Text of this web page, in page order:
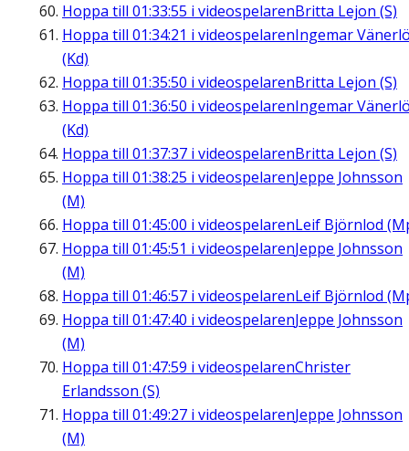
Hoppa till 01:33:55 i videospelarenBritta Lejon (S)
Hoppa till 01:34:21 i videospelarenIngemar
(Kd)
Hoppa till 01:35:50 i videospelarenBritta Lejon (S)
Hoppa till 01:36:50 i videospelarenIngemar
(Kd)
Hoppa till 01:37:37 i videospelarenBritta Lejon (S)
Hoppa till 01:38:25 i videospelarenJeppe Johnsson
(M)
Hoppa till 01:45:00 i videospelarenLeif Björnlod
Hoppa till 01:45:51 i videospelarenJeppe Johnsson
(M)
Hoppa till 01:46:57 i videospelarenLeif Björnlod
Hoppa till 01:47:40 i videospelarenJeppe Johnsson
(M)
Hoppa till 01:47:59 i videospelarenChrister
Erlandsson (S)
Hoppa till 01:49:27 i videospelarenJeppe Johnsson
(M)